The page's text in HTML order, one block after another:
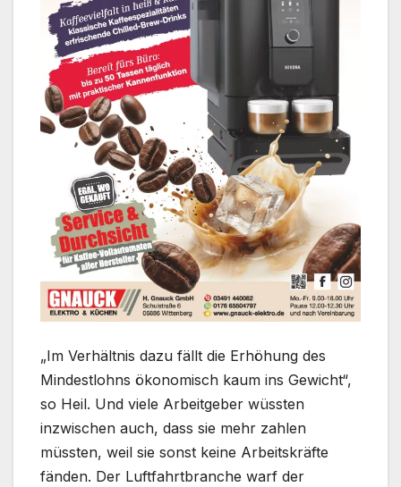
„Im Verhältnis dazu fällt die Erhöhung des
Mindestlohns ökonomisch kaum ins Gewicht“,
so Heil. Und viele Arbeitgeber wüssten
inzwischen auch, dass sie mehr zahlen
müssten, weil sie sonst keine Arbeitskräfte
fänden. Der Luftfahrtbranche warf der